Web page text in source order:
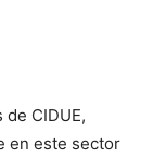
CIDUE,
en este sector